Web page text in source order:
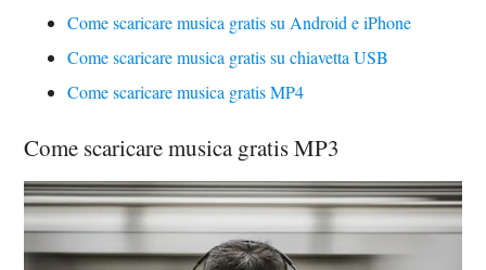
Come scaricare musica gratis su Android e iPhone
Come scaricare musica gratis su chiavetta USB
Come scaricare musica gratis MP4
Come scaricare musica gratis MP3